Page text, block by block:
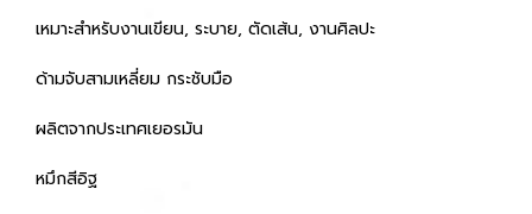
เหมาะสำหรับงานเขียน, ระบาย, ตัดเส้น, งานศิลปะ
ด้ามจับสามเหลี่ยม กระชับมือ
ผลิตจากประเทศเยอรมัน
หมึกสีอิฐ